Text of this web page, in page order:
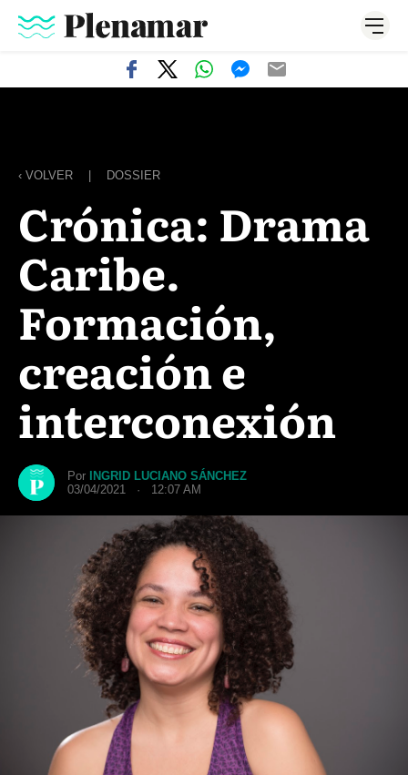
‹ VOLVER DOSSIER
Crónica: Drama
Caribe.
Formación,
creación e
interconexión
Por
INGRID LUCIANO SÁNCHEZ
03/04/2021 · 12:07 AM